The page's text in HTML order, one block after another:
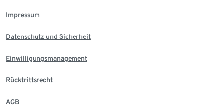
Impressum
Datenschutz und Sicherheit
Einwilligungsmanagement
Rücktrittsrecht
AGB